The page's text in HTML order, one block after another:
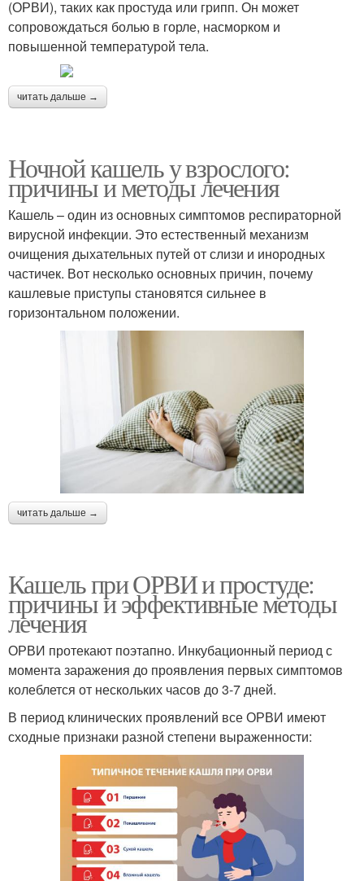
(ОРВИ), таких как простуда или грипп. Он может
сопровождаться болью в горле, насморком и
повышенной температурой тела.
читать дальше →
Ночной кашель у взрослого:
причины и методы лечения
Кашель – один из основных симптомов респираторной
вирусной инфекции. Это естественный механизм
очищения дыхательных путей от слизи и инородных
частичек. Вот несколько основных причин, почему
кашлевые приступы становятся сильнее в
горизонтальном положении.
читать дальше →
Кашель при ОРВИ и простуде:
причины и эффективные методы
лечения
ОРВИ протекают поэтапно. Инкубационный период с
момента заражения до проявления первых симптомов
колеблется от нескольких часов до 3-7 дней.
В период клинических проявлений все ОРВИ имеют
сходные признаки разной степени выраженности: